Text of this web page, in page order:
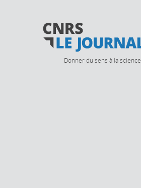
Donner du sens à la science